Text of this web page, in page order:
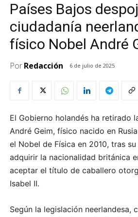
Países Bajos
ciudadanía
físico Nobel André
PorRedacción 6 de julio de 2025
El Gobierno holandés ha retirado
André Geim, físico nacido en
el Nobel de Física en 2010, tras
adquirir la nacionalidad británica
aceptar el título de caballero
Isabel II.
Según la legislación neerlandesa,